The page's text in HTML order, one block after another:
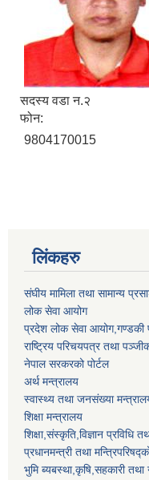
सदस्य वडा न.२
फोन:
9804170015
लिंकहरु
संघीय मामिला तथा सामान्य
लोक सेवा आयोग
प्रदेश लोक सेवा आयोग,गण्डकी
राष्ट्रिय परिचयपत्र तथा
नेपाल सरकरको पोर्टल
अर्थ मन्त्रालय
स्वास्थ्य तथा जनसंख्या
शिक्षा मन्त्रालय
शिक्षा,संस्कृति,विज्ञान प्रविधि
प्रधानमन्त्री तथा
भुमि ब्यबस्था,कृषि,सहकारी तथा